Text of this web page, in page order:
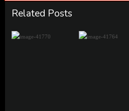
Related Posts